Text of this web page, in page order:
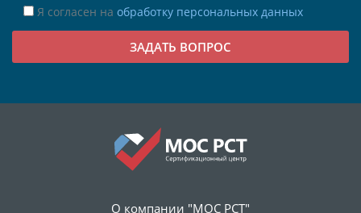
Я согласен на обработку персональных данных
О компании "МОС РСТ"